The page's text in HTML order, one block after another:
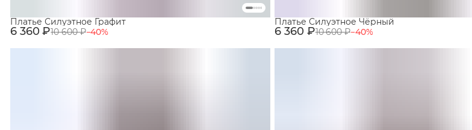
6 360 ₽10 600 ₽−40%
Платье Силуэтное Графит
6 360 ₽10 600 ₽−40%
Платье Силуэтное Чёрный